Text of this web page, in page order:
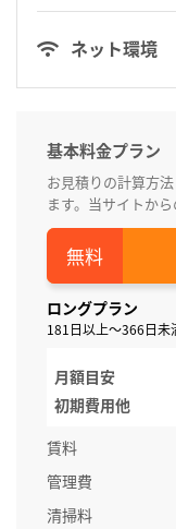
ネット環境
基本料金プラン
お見積りの計算方
ます。当サイトか
ロングプラン
181日以上～366日未
月額目安
初期費用他
賃料
管理費
清掃料